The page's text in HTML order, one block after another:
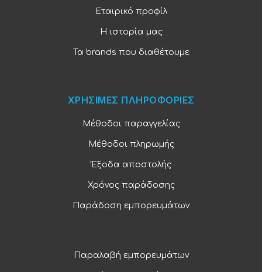
Εταιρικό προφίλ
Η ιστορία μας
Τα brands που διαθέτουμε
ΧΡΗΣΙΜΕΣ ΠΛΗΡΟΦΟΡΙΕΣ
Μέθοδοι παραγγελίας
Μέθοδοι πληρωμής
Έξοδα αποστολής
Χρόνος παράδοσης
Παράδοση εμπορευμάτων
Παραλαβή εμπορευμάτων